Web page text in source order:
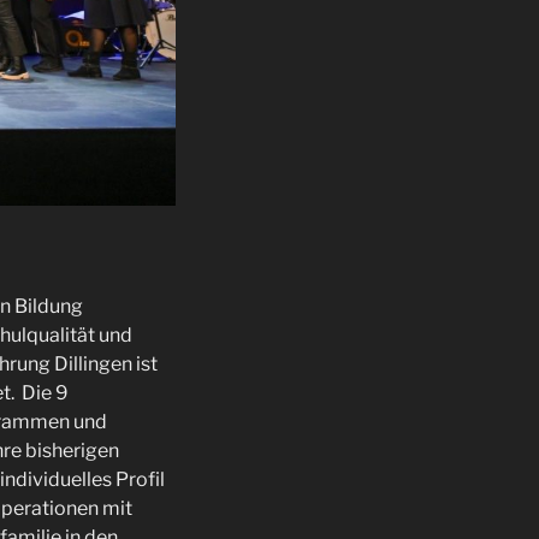
Bildung
und
Dillingen ist
Die 9
und
bisherigen
Profil
mit